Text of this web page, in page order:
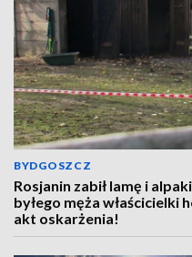
BYDGOSZCZ
Rosjanin zabił lamę i
byłego męża właścicielki
akt oskarżenia!